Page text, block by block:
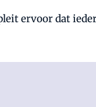
ervoor dat